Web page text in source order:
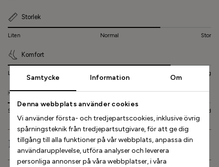
Samtycke Information Om
Denna webbplats använder cookies
Vi använder första- och tredjepartscookies, inklusive övrig
spårningsteknik från tredjepartsutgivare, för att ge dig
tillgång till alla funktioner på vår webbplats, anpassa din
användarupplevelse, utföra analyser och leverera
personliga annonser på våra webbplatser, i våra
Storlek
Liten Normal Stor
Komfort
Låg Hög
Bredd
Smal Bred
Produktbeskrivning